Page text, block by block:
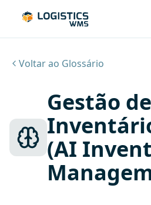
Voltar ao Glossário
Gestão de
(AI